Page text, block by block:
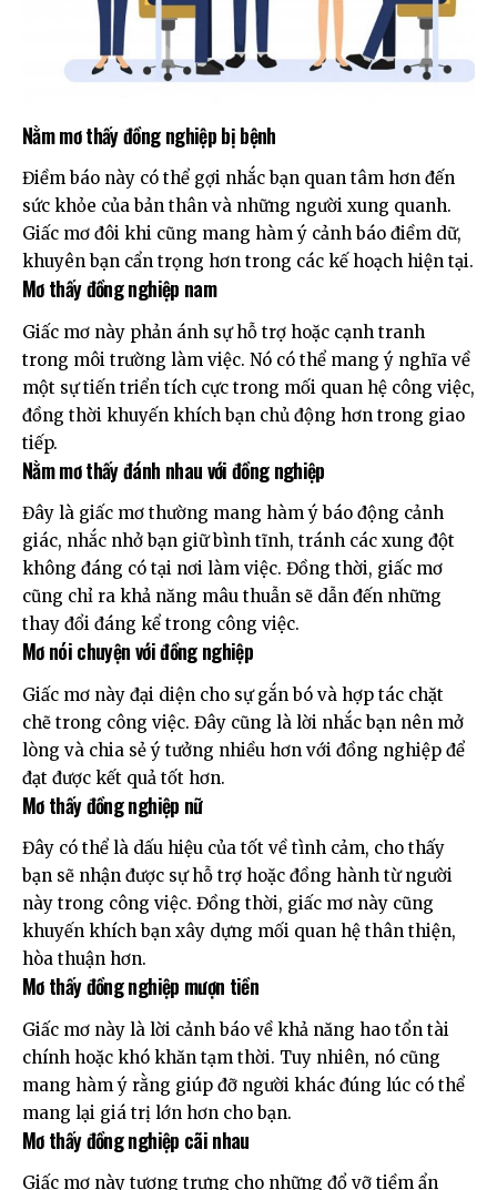
Nằm mơ thấy đồng nghiệp bị bệnh
Điềm báo này có thể gợi nhắc bạn quan tâm hơn đến
sức khỏe của bản thân và những người xung quanh.
Giấc mơ đôi khi cũng mang hàm ý cảnh báo điềm dữ,
khuyên bạn cẩn trọng hơn trong các kế hoạch hiện tại.
Mơ thấy đồng nghiệp nam
Giấc mơ này phản ánh sự hỗ trợ hoặc cạnh tranh
trong môi trường làm việc. Nó có thể mang ý nghĩa về
một sự tiến triển tích cực trong mối quan hệ công việc,
đồng thời khuyến khích bạn chủ động hơn trong giao
tiếp.
Nằm mơ thấy đánh nhau với đồng nghiệp
Đây là giấc mơ thường mang hàm ý báo động cảnh
giác, nhắc nhở bạn giữ bình tĩnh, tránh các xung đột
không đáng có tại nơi làm việc. Đồng thời, giấc mơ
cũng chỉ ra khả năng mâu thuẫn sẽ dẫn đến những
thay đổi đáng kể trong công việc.
Mơ nói chuyện với đồng nghiệp
Giấc mơ này đại diện cho sự gắn bó và hợp tác chặt
chẽ trong công việc. Đây cũng là lời nhắc bạn nên mở
lòng và chia sẻ ý tưởng nhiều hơn với đồng nghiệp để
đạt được kết quả tốt hơn.
Mơ thấy đồng nghiệp nữ
Đây có thể là dấu hiệu của tốt về tình cảm, cho thấy
bạn sẽ nhận được sự hỗ trợ hoặc đồng hành từ người
này trong công việc. Đồng thời, giấc mơ này cũng
khuyến khích bạn xây dựng mối quan hệ thân thiện,
hòa thuận hơn.
Mơ thấy đồng nghiệp mượn tiền
Giấc mơ này là lời cảnh báo về khả năng hao tổn tài
chính hoặc khó khăn tạm thời. Tuy nhiên, nó cũng
mang hàm ý rằng giúp đỡ người khác đúng lúc có thể
mang lại giá trị lớn hơn cho bạn.
Mơ thấy đồng nghiệp cãi nhau
Giấc mơ này tượng trưng cho những đổ vỡ tiềm ẩn